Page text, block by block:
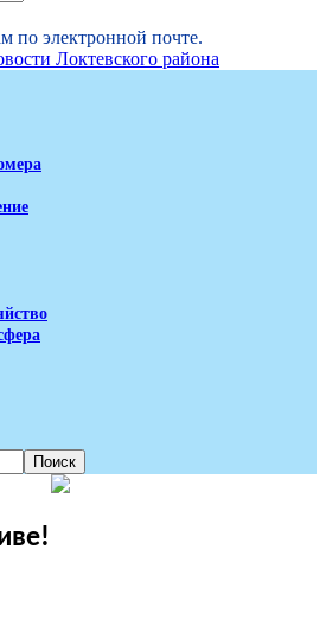
по электронной почте.
Локтевского района